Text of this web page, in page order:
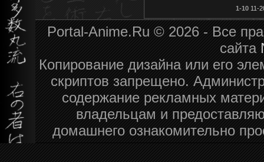
1-10 11-
Portal-Anime.Ru © 2026 - Все
сайта
Копирование дизайна или его
скриптов запрещено.
содержание рекламных
владельцам и
домашнего ознакомительно